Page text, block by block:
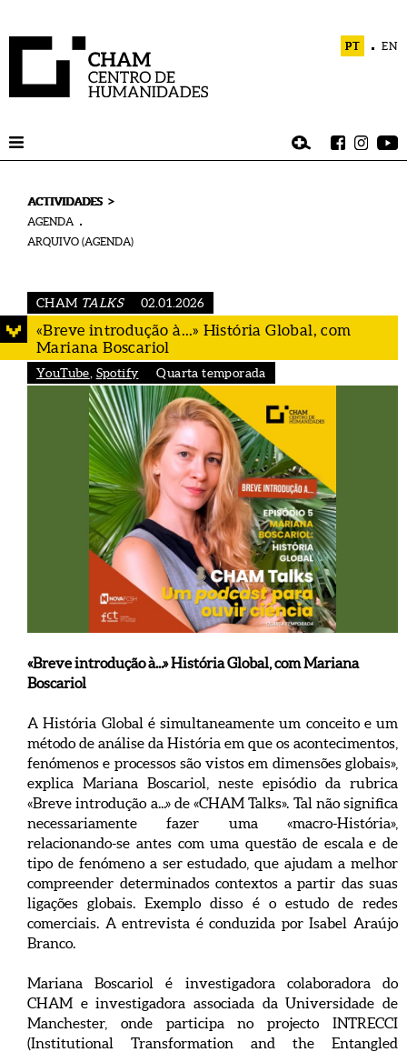
PT EN
ACTIVIDADES >
AGENDA
ARQUIVO (AGENDA)
CHAM TALKS 02.01.2026
«Breve introdução à...» História Global, com
Mariana Boscariol
YouTube Spotify Quarta temporada
«Breve introdução à...» História Global, com Mariana
Boscariol
A História Global é simultaneamente um conceito e um
método de análise da História em que os acontecimentos,
fenómenos e processos são vistos em dimensões globais»,
explica Mariana Boscariol, neste episódio da rubrica
«Breve introdução a...» de «CHAM Talks». Tal não significa
necessariamente fazer uma «macro-História»,
relacionando-se antes com uma questão de escala e de
tipo de fenómeno a ser estudado, que ajudam a melhor
compreender determinados contextos a partir das suas
ligações globais. Exemplo disso é o estudo de redes
comerciais. A entrevista é conduzida por Isabel Araújo
Branco.
Mariana Boscariol é investigadora colaboradora do
CHAM e investigadora associada da Universidade de
Manchester, onde participa no projecto INTRECCI
(Institutional Transformation and the Entangled